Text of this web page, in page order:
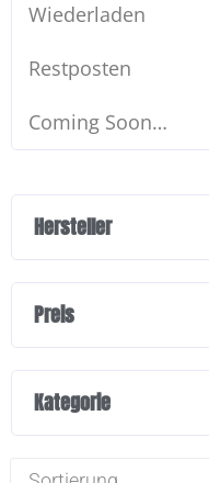
Wiederladen
Restposten
Coming Soon…
Hersteller
Preis
Kategorie